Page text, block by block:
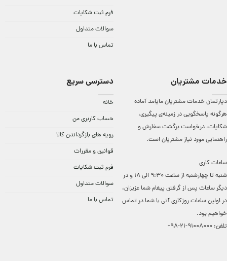
فرم ثبت شکایات
سوالات متداول
تماس با ما
خدمات مشتریان
دپارتمان خدمات مشتریان مایامد آماده
هرگونه پاسخگویی در زمینه‌ی پیگیری،
شکایات، درخواست برگشت سفارش و
راهنمایی مورد نیاز مشتریان است.
ساعات کاری
شنبه تا چهارشنبه از ساعت 9:30 الی 18 و در
دیگر ساعات ‌پس از گرفتن پیغام شما عزیزان،
در اولین ساعات روزکاری آتی با شما در تماس
خواهیم بود.
تلفن: 91008000-21-98+
دسترسی سریع
خانه
حساب کاربری من
رویه های بازگرداندن کالا
قوانین و مقررات
فرم ثبت شکایات
سوالات متداول
تماس با ما